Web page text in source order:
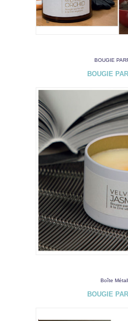
BOUGIE
BOUGIE
Boîte
BOUGIE